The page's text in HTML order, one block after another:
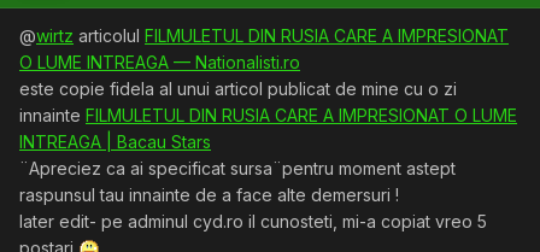
@wirtz articolul FILMULETUL DIN RUSIA CARE A IMPRESIONAT
O LUME INTREAGA — Nationalisti.ro
este copie fidela al unui articol publicat de mine cu o zi
innainte FILMULETUL DIN RUSIA CARE A IMPRESIONAT O LUME
INTREAGA | Bacau Stars
¨Apreciez ca ai specificat sursa¨pentru moment astept
raspunsul tau innainte de a face alte demersuri !
later edit- pe adminul cyd.ro il cunosteti, mi-a copiat vreo 5
postari